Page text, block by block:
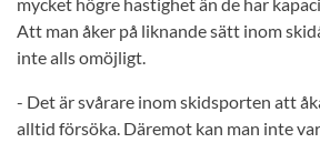
mycket högre hastighet än de har
Att man åker på liknande sätt inom
inte alls omöjligt.
- Det är svårare inom skidsporten att
alltid försöka. Däremot kan man inte